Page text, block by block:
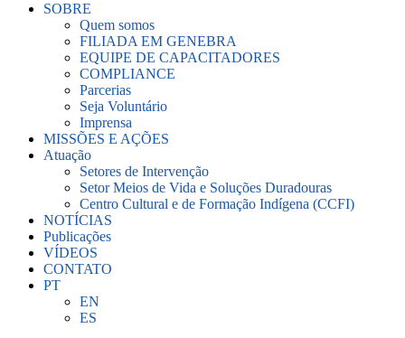
SOBRE
Quem somos
FILIADA EM GENEBRA
EQUIPE DE CAPACITADORES
COMPLIANCE
Parcerias
Seja Voluntário
Imprensa
MISSÕES E AÇÕES
Atuação
Setores de Intervenção
Setor Meios de Vida e Soluções Duradouras
Centro Cultural e de Formação Indígena (CCFI)
NOTÍCIAS
Publicações
VÍDEOS
CONTATO
PT
EN
ES